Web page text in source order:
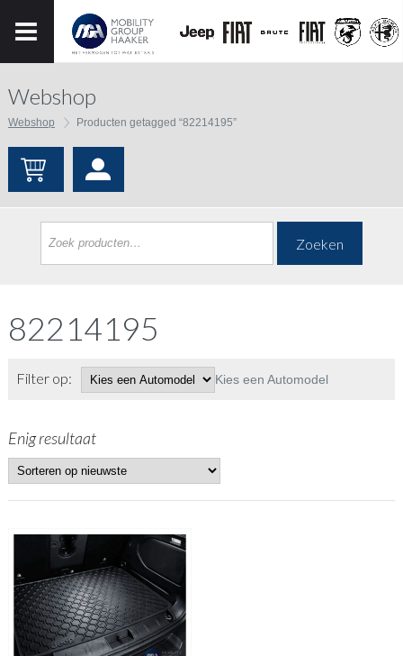
Webshop
Webshop Producten getagged “82214195”
Zoeken
82214195
Filter op: Kies een Automodel
Enig resultaat